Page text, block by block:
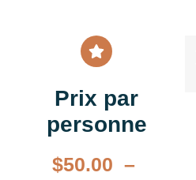
Prix par
personne
$50.00 –